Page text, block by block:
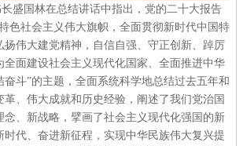
国林在总结讲话中指出，党的二十大报告
色社会主义伟大旗帜，全面贯彻新时代中国特
扬伟大建党精神，自信自强、守正创新、踔厉
全面建设社会主义现代化国家、全面推进中华
奋斗”的主题，全面系统科学地总结过去五年和
革、伟大成就和历史经验，阐述了我们党治国
念、新战略，擘画了社会主义现代化强国的新
时代、奋进新征程，实现中华民族伟大复兴提